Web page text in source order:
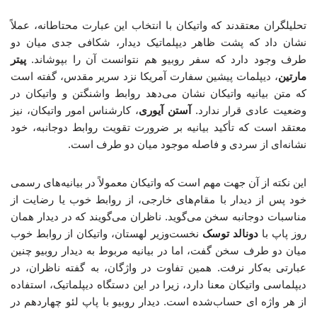
تحلیلگران معتقدند که واتیکان با انتخاب این عبارت محتاطانه، عملاً
نشان داد که پشت ظاهر دیپلماتیک دیدار، شکافی جدی میان دو
طرف وجود دارد که سفر روبیو هم نتوانست آن را بپوشاند. پیتر
مارتین، دیپلمات پیشین سفارت آمریکا نزد سریر مقدس، گفته است
که متن بیانیه واتیکان نشان می‌دهد روابط واشنگتن و واتیکان در
وضعیت عادی قرار ندارد.
آستن آیوری، کارشناس امور واتیکان، نیز
معتقد است که تأکید بیانیه بر ضرورت تقویت روابط دوجانبه، خود
نشانه‌ای از سردی و فاصله موجود میان دو طرف است.
این نکته از آن جهت مهم است که واتیکان معمولاً در بیانیه‌های رسمی
خود پس از دیدار با مقام‌های خارجی، از روابط خوب یا رضایت از
مناسبات دوجانبه سخن می‌گوید. ناظران می‌گویند که در دیدار همان
روز پاپ با دونالد توسک نخست‌وزیر لهستان، واتیکان از روابط خوب
میان دو طرف سخن گفت، اما در بیانیه مربوط به دیدار روبیو چنین
عبارتی به‌کار نرفت. همین تفاوت در واژگان، به گفته ناظران، در
دیپلماسی واتیکان معنا دارد، زیرا در این دستگاه دیپلماتیک، استفاده
از هر واژه ای حساب‌شده است. دیدار روبیو با پاپ لئو چهاردهم در